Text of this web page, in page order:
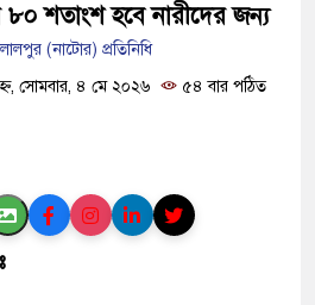
ফরিদপুরে ওজোপাডিকোর
বাংলাদেশের আকাশে রহস্যময়
ফরিদপুরে ট্রিপল মার্ডারঃ ১০
৮০ শতাংশ হবে নারীদের জন্য
(নাটোর) প্রতিনিধি
সোমবার, ৪ মে ২০২৬
৫৪ বার পঠিত